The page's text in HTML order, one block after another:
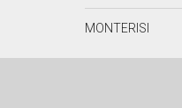
MONTERISI